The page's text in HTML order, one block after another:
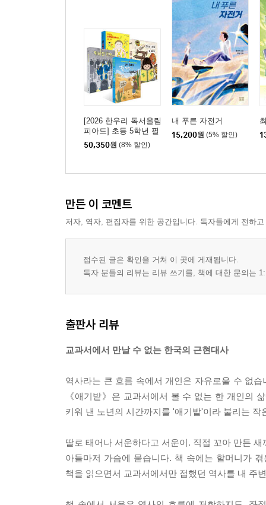
[2026 한우리 독서올림
피아드] 초등 5학년 필
독서 세트
50,350원 (8% 할인)
내 푸른 자전거
15,200원 (5% 할인)
만든 이 코멘트
저자, 역자, 편집자를 위한 공간입니다. 독자들에게 전하
접수된 글은 확인을 거쳐 이 곳에 게재됩니다.
독자 분들의 리뷰는 리뷰 쓰기를, 책에 대한 문의는
출판사 리뷰
교과서에서 만날 수 없는 한국의 근현대사
역사라는 큰 흐름 속에서 개인은 자유로울 수 없
《애기밭》은 교과서에서 볼 수 없는 한 개인의
키워 낸 노년의 시간까지를 '애기밭'이라 불리는
딸로 태어나 서운하다고 서운이. 직접 꼬아 만든
아들마저 가슴에 묻습니다. 책 속에는 할머니가
책을 읽으면서 교과서에서만 접했던 역사를 내 주